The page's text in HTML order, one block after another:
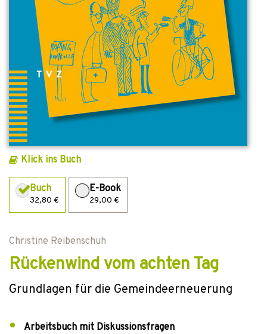
Klick ins Buch
Buch
32,80 €
E-Book
29,00 €
Christine Reibenschuh
Rückenwind vom achten Tag
Grundlagen für die Gemeindeerneuerung
Arbeitsbuch mit Diskussionsfragen